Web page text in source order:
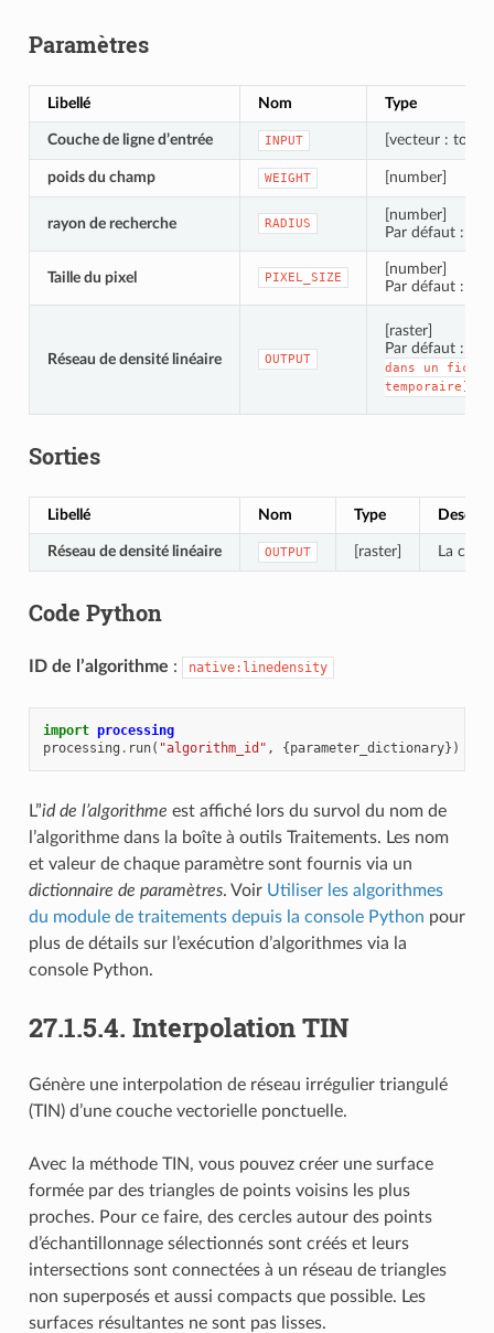
Paramètres
Libellé Nom Type
Couche de ligne d’entrée INPUT [vecteur : tout
poids du champ WEIGHT [number]
rayon de recherche RADIUS
[number]
Par défaut : 10
Taille du pixel PIXEL_SIZE
[number]
Par défaut : 10
Réseau de densité linéaire OUTPUT
[raster]
Par défaut :
dans
un
temporaire]
Sorties
Libellé Nom Type
Réseau de densité linéaire OUTPUT [raster] La
Code Python
ID de l’algorithme : native:linedensity
import processing
processing . run( "algorithm_id" , {parameter_dictionary})
L”id de l’algorithme est affiché lors du survol du nom de
l’algorithme dans la boîte à outils Traitements. Les nom
et valeur de chaque paramètre sont fournis via un
dictionnaire de paramètres. Voir Utiliser les algorithmes
du module de traitements depuis la console Python pour
plus de détails sur l’exécution d’algorithmes via la
console Python.
27.1.5.4. Interpolation TIN
Génère une interpolation de réseau irrégulier triangulé
(TIN) d’une couche vectorielle ponctuelle.
Avec la méthode TIN, vous pouvez créer une surface
formée par des triangles de points voisins les plus
proches. Pour ce faire, des cercles autour des points
d’échantillonnage sélectionnés sont créés et leurs
intersections sont connectées à un réseau de triangles
non superposés et aussi compacts que possible. Les
surfaces résultantes ne sont pas lisses.